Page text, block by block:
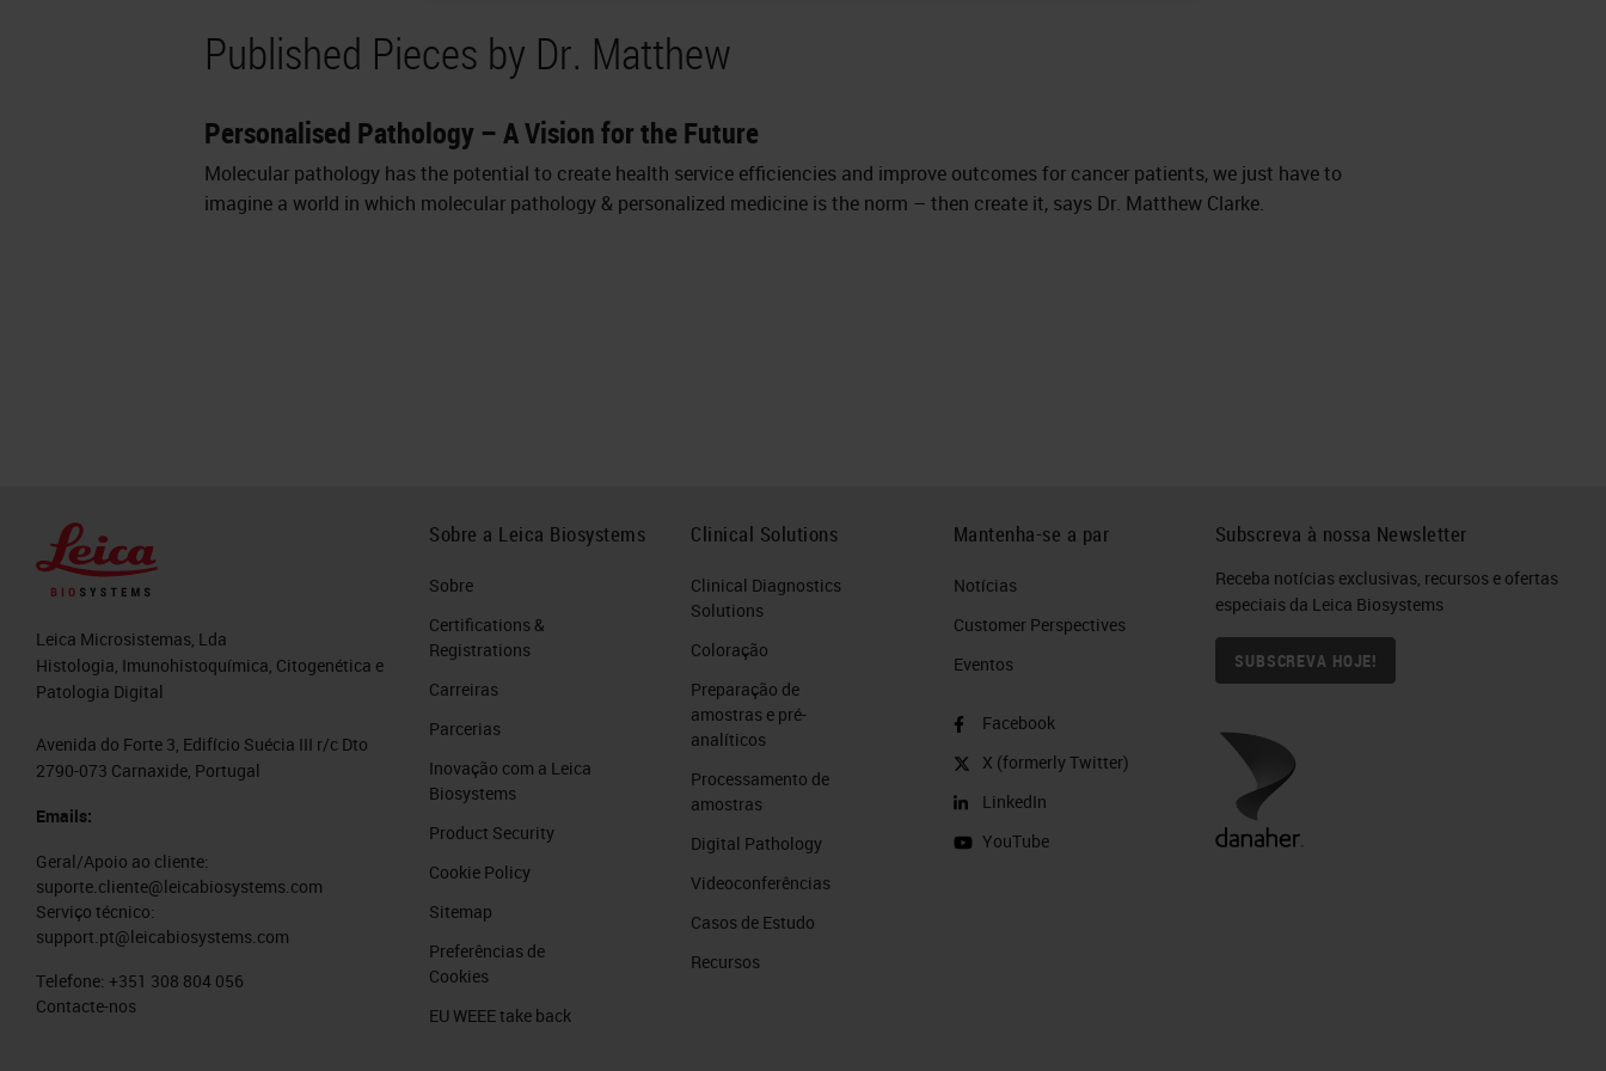
Published Pieces by Dr. Matthew
Personalised Pathology – A Vision for the Future
Molecular pathology has the potential to create health service efficiencies and improve outcomes for cancer patients, we just have to
imagine a world in which molecular pathology & personalized medicine is the norm – then create it, says Dr. Matthew Clarke.
Leica Microsistemas, Lda
Histologia, Imunohistoquímica, Citogenética e
Patologia Digital
Avenida do Forte 3, Edifício Suécia III r/c Dto
2790-073 Carnaxide, Portugal
Emails:
Geral/Apoio ao cliente:
suporte.cliente@leicabiosystems.com
Serviço técnico:
support.pt@leicabiosystems.com
Telefone: +351 308 804 056
Contacte-nos
Sobre a Leica Biosystems
Sobre
Certifications &
Registrations
Carreiras
Parcerias
Inovação com a Leica
Biosystems
Product Security
Cookie Policy
Sitemap
Preferências de
Cookies
EU WEEE take back
Clinical Solutions
Clinical Diagnostics
Solutions
Coloração
Preparação de
amostras e pré-
analíticos
Processamento de
amostras
Digital Pathology
Videoconferências
Casos de Estudo
Recursos
Mantenha-se a par
Notícias
Customer Perspectives​
Eventos
Facebook
X (formerly Twitter)
LinkedIn
YouTube
Subscreva à nossa Newsletter
Receba notícias exclusivas, recursos e ofertas
especiais da Leica Biosystems
SUBSCREVA HOJE!